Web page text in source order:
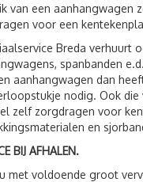
van een aanhangwagen
voor een
Breda verhuurt
spanbanden
aanhangwagen dan
nodig. Ook die
zelf zorgdragen voor
en
BIJ AFHALEN.
met voldoende groot